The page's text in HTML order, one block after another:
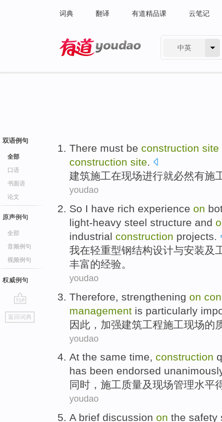
词典 翻译 有道精品课 云笔记
中英
双语例句
全部
口语
书面语
论文
原声例句
全部
音频例句
视频例句
权威例句
go
top
返回词典
There must be construction site
construction site.
建筑施工在现场进行就必然有施
youdao
So I have rich experience on
light-heavy steel structure and
industrial construction projects.
我在轻重型钢结构设计与安装及
丰富的经验。
youdao
Therefore strengthening on
management is particularly
因此 ， 加强建筑工程施工现场的
youdao
At the same time, construction
has been endorsed
同时 ， 施工质量及现场管理水平
youdao
A brief discussion on the safety